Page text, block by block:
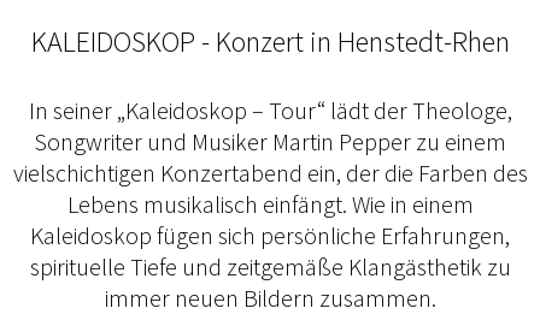
KALEIDOSKOP - Konzert in Henstedt-Rhen
In seiner „Kaleidoskop – Tour“ lädt der Theologe,
Songwriter und Musiker Martin Pepper zu einem
vielschichtigen Konzertabend ein, der die Farben des
Lebens musikalisch einfängt. Wie in einem
Kaleidoskop fügen sich persönliche Erfahrungen,
spirituelle Tiefe und zeitgemäße Klangästhetik zu
immer neuen Bildern zusammen.